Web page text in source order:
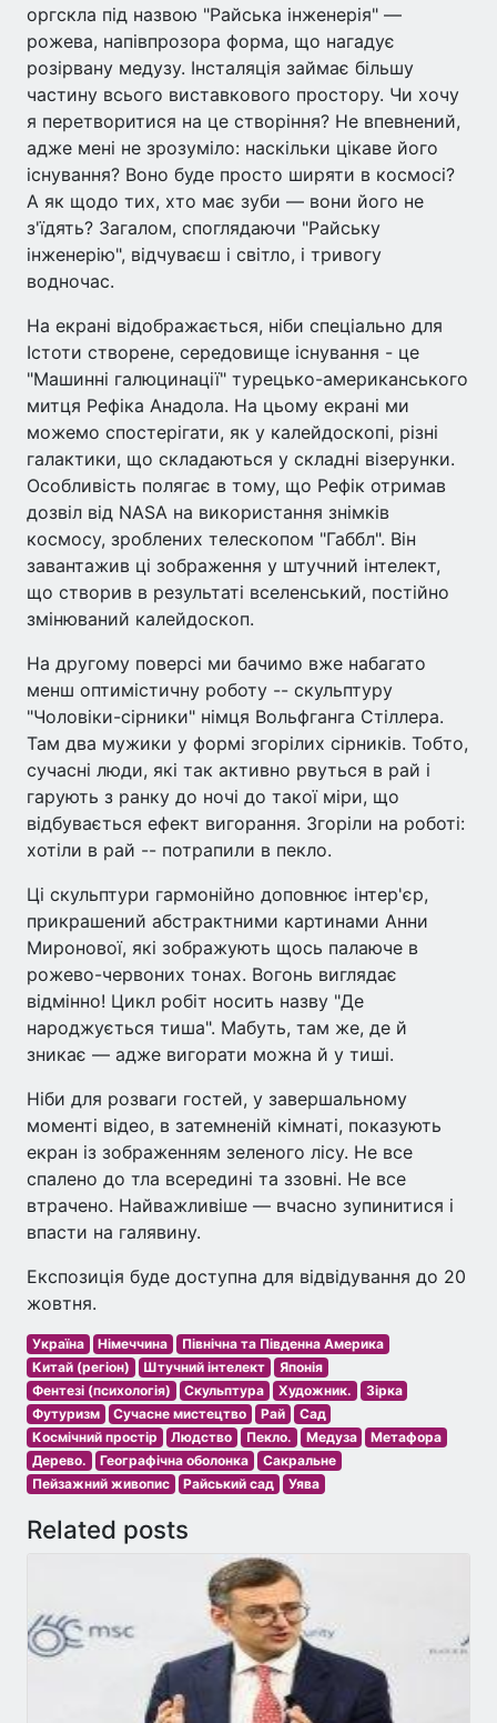
оргскла під назвою "Райська інженерія" —
рожева, напівпрозора форма, що нагадує
розірвану медузу. Інсталяція займає більшу
частину всього виставкового простору. Чи хочу
я перетворитися на це створіння? Не впевнений,
адже мені не зрозуміло: наскільки цікаве його
існування? Воно буде просто ширяти в космосі?
А як щодо тих, хто має зуби — вони його не
з'їдять? Загалом, споглядаючи "Райську
інженерію", відчуваєш і світло, і тривогу
водночас.
На екрані відображається, ніби спеціально для
Істоти створене, середовище існування - це
"Машинні галюцинації" турецько-американського
митця Рефіка Анадола. На цьому екрані ми
можемо спостерігати, як у калейдоскопі, різні
галактики, що складаються у складні візерунки.
Особливість полягає в тому, що Рефік отримав
дозвіл від NASA на використання знімків
космосу, зроблених телескопом "Габбл". Він
завантажив ці зображення у штучний інтелект,
що створив в результаті вселенський, постійно
змінюваний калейдоскоп.
На другому поверсі ми бачимо вже набагато
менш оптимістичну роботу -- скульптуру
"Чоловіки-сірники" німця Вольфганга Стіллера.
Там два мужики у формі згорілих сірників. Тобто,
сучасні люди, які так активно рвуться в рай і
гарують з ранку до ночі до такої міри, що
відбувається ефект вигорання. Згоріли на роботі:
хотіли в рай -- потрапили в пекло.
Ці скульптури гармонійно доповнює інтер'єр,
прикрашений абстрактними картинами Анни
Миронової, які зображують щось палаюче в
рожево-червоних тонах. Вогонь виглядає
відмінно! Цикл робіт носить назву "Де
народжується тиша". Мабуть, там же, де й
зникає — адже вигорати можна й у тиші.
Ніби для розваги гостей, у завершальному
моменті відео, в затемненій кімнаті, показують
екран із зображенням зеленого лісу. Не все
спалено до тла всередині та ззовні. Не все
втрачено. Найважливіше — вчасно зупинитися і
впасти на галявину.
Експозиція буде доступна для відвідування до 20
жовтня.
Україна Німеччина
Північна та Південна Америка
Китай (регіон)
Штучний інтелект
Японія
Фентезі (психологія)
Скульптура Художник.
Зірка
Футуризм
Сучасне мистецтво Рай
Сад
Космічний простір
Людство Пекло. Медуза
Метафора
Дерево.
Географічна оболонка
Сакральне
Пейзажний живопис
Райський сад Уява
Related posts